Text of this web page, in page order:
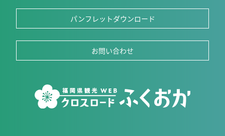
パンフレットダウンロード
お問い合わせ